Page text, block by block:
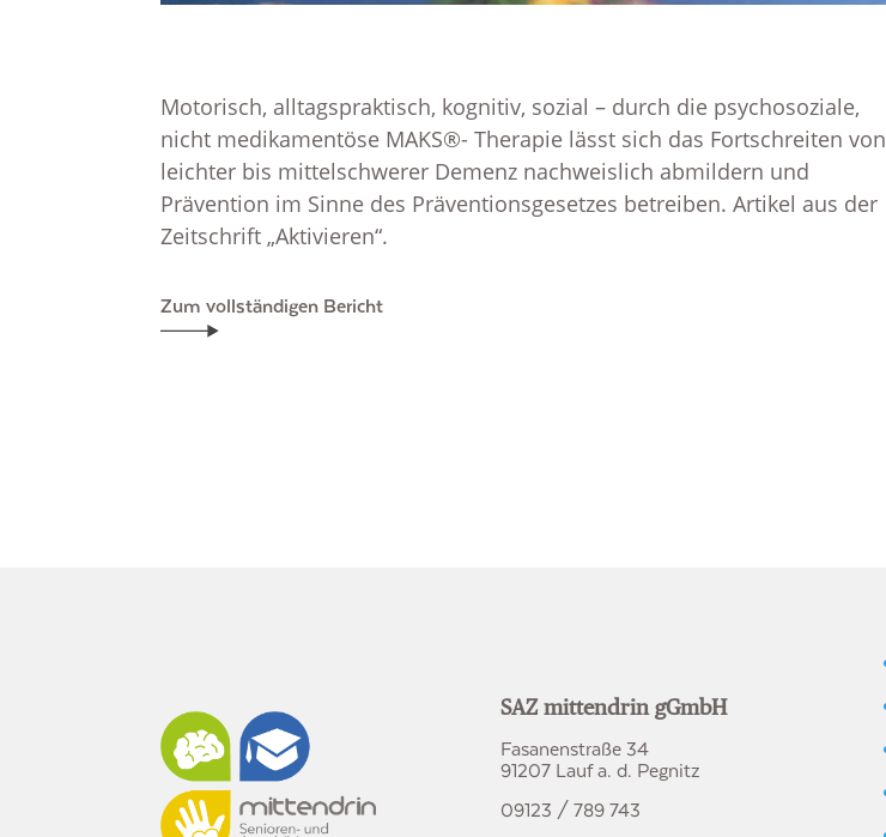
Motorisch, alltagspraktisch, kognitiv, sozial – durch die psychosoziale,
nicht medikamentöse MAKS®- Therapie lässt sich das Fortschreiten von
leichter bis mittelschwerer Demenz nachweislich abmildern und
Prävention im Sinne des Präventionsgesetzes betreiben. Artikel aus der
Zeitschrift „Aktivieren“.
Zum vollständigen Bericht
SAZ mittendrin gGmbH
Fasanenstraße 34
91207 Lauf a. d. Pegnitz
09123 / 789 743